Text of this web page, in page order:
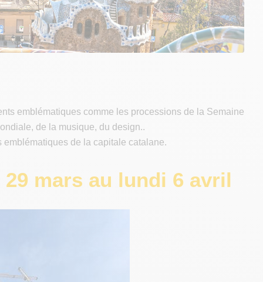
emblématiques comme les processions de la Semaine
de la musique, du design..
de la capitale catalane.
mars au lundi 6 avril